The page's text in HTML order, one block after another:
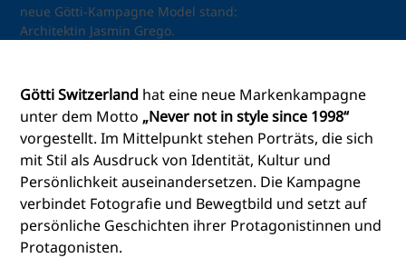
neue Götti-Kampagne Model stand:
Architektin Jasmin Grego.
Götti Switzerland hat eine neue Markenkampagne
unter dem Motto „Never not in style since 1998“
vorgestellt. Im Mittelpunkt stehen Porträts, die sich
mit Stil als Ausdruck von Identität, Kultur und
Persönlichkeit auseinandersetzen. Die Kampagne
verbindet Fotografie und Bewegtbild und setzt auf
persönliche Geschichten ihrer Protagonistinnen und
Protagonisten.